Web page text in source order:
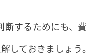
断するためにも、費
しておきましょう。